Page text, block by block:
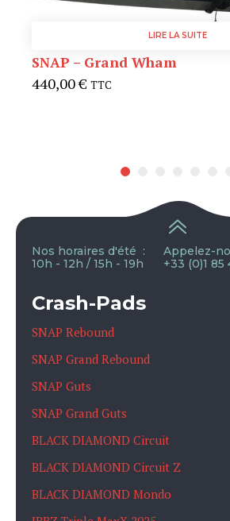
LIRE LA SUITE
SNAP – Grand Wham
440,00€ TTC
Nos horaires d'été :
10h - 12h / 15h - 19h
Appelez-
+33 (0)1 85
Crash-Pads
SNAP Rebound
SNAP Grand Rebound
SNAP Guts
SNAP Grand Guts
BLACK DIAMOND Circuit
BLACK DIAMOND Circuit Z
BLACK DIAMOND Mondo